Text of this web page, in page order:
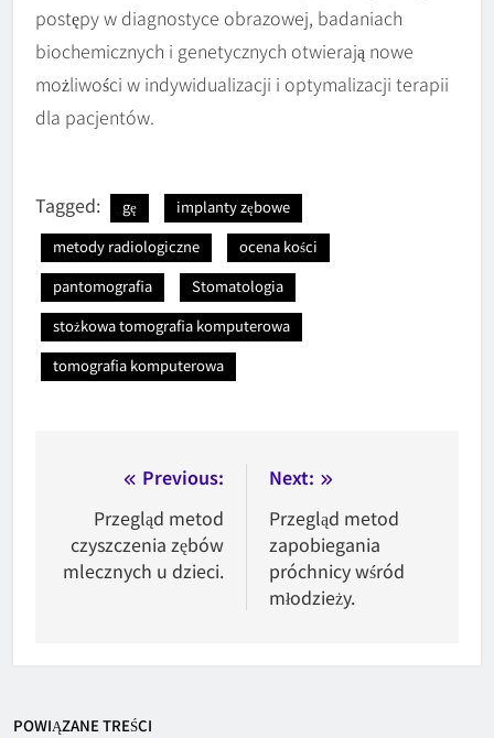
postępy w diagnostyce obrazowej, badaniach
biochemicznych i genetycznych otwierają nowe
możliwości w indywidualizacji i optymalizacji terapii
dla pacjentów.
Tagged: gę
implanty zębowe
metody radiologiczne
ocena kości
pantomografia
Stomatologia
stożkowa tomografia komputerowa
tomografia komputerowa
Nawigacja
wpisu
Previous:
Przegląd metod
czyszczenia zębów
mlecznych u dzieci.
Next:
Przegląd metod
zapobiegania
próchnicy wśród
młodzieży.
POWIĄZANE TREŚCI